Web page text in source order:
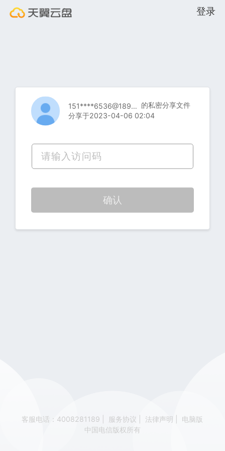
登录
151****6536@189.cn 的私密分享文件
分享于2023-04-06 02:04
确认
客服电话：4008281189 服务协议 法律声明
电脑版
中国电信版权所有